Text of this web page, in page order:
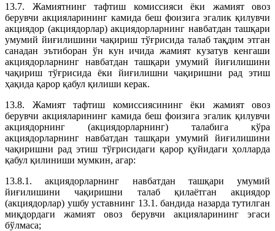
13.7. Жамиятнинг тафтиш комиссияси ёки жамият овоз
берувчи акцияларининг камида беш фоизига эгалик қилувчи
акциядор (акциядорлар) акциядорларнинг навбатдан ташқари
умумий йиғилишини чақириш тўғрисида талаб тақдим этган
санадан эътиборан ўн кун ичида жамият кузатув кенгаши
акциядорларнинг навбатдан ташқари умумий йиғилишини
чақириш тўғрисида ёки йиғилишни чақиришни рад этиш
ҳақида қарор қабул қилиши керак.
13.8. Жамият тафтиш комиссиясининг ёки жамият овоз
берувчи акцияларининг камида беш фоизига эгалик қилувчи
акциядорнинг (акциядорларнинг) талабига кўра
акциядорларнинг навбатдан ташқари умумий йиғилишини
чақиришни рад этиш тўғрисидаги қарор қуйидаги ҳолларда
қабул қилиниши мумкин, агар:
13.8.1. акциядорларнинг навбатдан ташқари умумий
йиғилишини чақиришни талаб қилаётган акциядор
(акциядорлар) ушбу уставнинг 13.1. бандида назарда тутилган
миқдордаги жамият овоз берувчи акцияларининг эгаси
бўлмаса;